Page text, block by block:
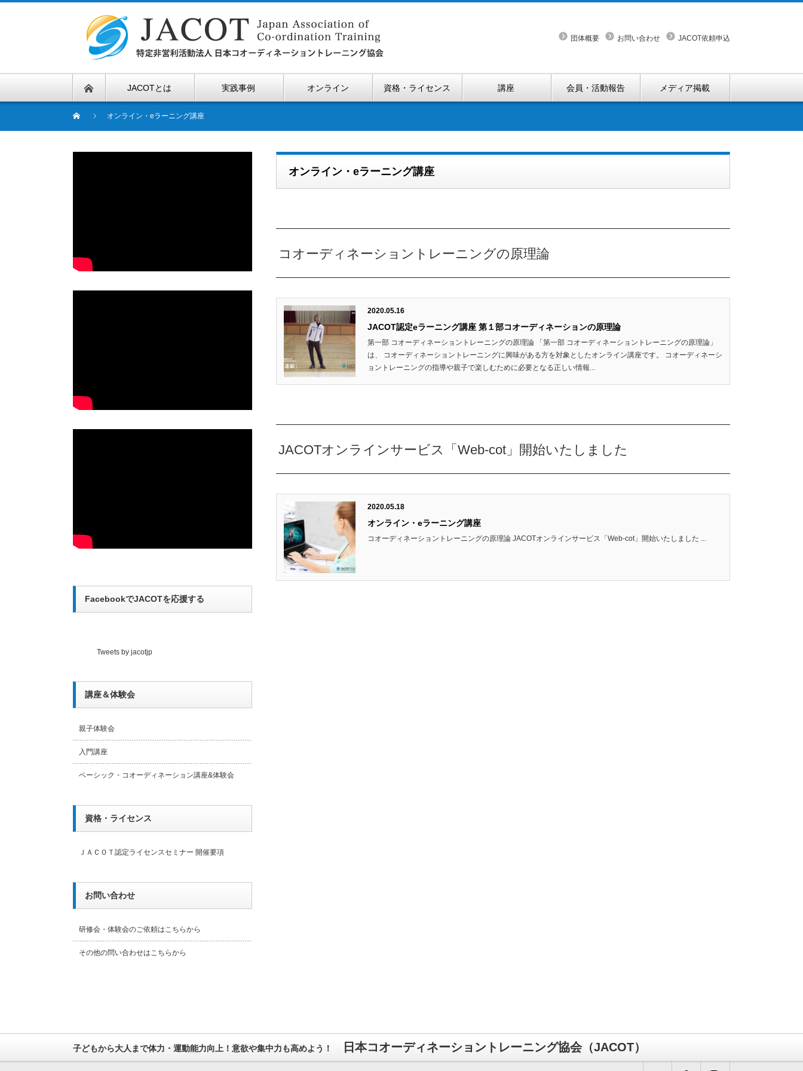
団体概要 お問い合わせ JACOT依頼申込
JACOTとは 実践事例 オンライン 資格・ライセンス 講座 会員・活動報告 メディア掲載
オンライン・eラーニング講座
オンライン・eラーニング講座
コオーディネーショントレーニングの原理論
2020.05.16
JACOT認定eラーニング講座 第１部コオーディネーションの原理論
第一部 コオーディネーショントレーニングの原理論 「第一部 コオーディネーショントレーニングの原理論」
は、 コオーディネーショントレーニングに興味がある方を対象としたオンライン講座です。 コオーディネーシ
ョントレーニングの指導や親子で楽しむために必要となる正しい情報...
JACOTオンラインサービス「Web-cot」開始いたしました
2020.05.18
オンライン・eラーニング講座
コオーディネーショントレーニングの原理論 JACOTオンラインサービス「Web-cot」開始いたしました ...
FacebookでJACOTを応援する
Tweets by jacotjp
講座＆体験会
親子体験会
入門講座
ベーシック・コオーディネーション講座&体験会
資格・ライセンス
ＪＡＣＯＴ認定ライセンスセミナー 開催要項
お問い合わせ
研修会・体験会のご依頼はこちらから
その他の問い合わせはこちらから
子どもから大人まで体力・運動能力向上！意欲や集中力も高めよう！ 日本コオーディネーショントレーニング協会（JACOT）